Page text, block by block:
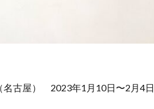
名古屋） 2023年1月10日〜2月4日